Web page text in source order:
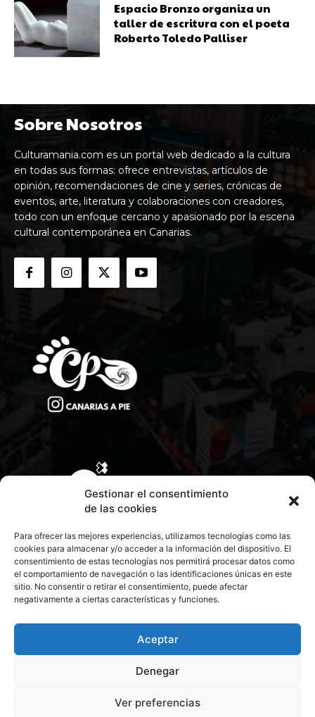
Gestionar el consentimiento
de las cookies
Para ofrecer las mejores experiencias, utilizamos tecnologías como las
cookies para almacenar y/o acceder a la información del dispositivo. El
consentimiento de estas tecnologías nos permitirá procesar datos como
el comportamiento de navegación o las identificaciones únicas en este
sitio. No consentir o retirar el consentimiento, puede afectar
negativamente a ciertas características y funciones.
Aceptar
Denegar
Ver preferencias
Espacio Bronzo organiza un
taller de escritura con el poeta
Roberto Toledo Palliser
Sobre Nosotros
Culturamania.com es un portal web dedicado a la cultura
en todas sus formas: ofrece entrevistas, artículos de
opinión, recomendaciones de cine y series, crónicas de
eventos, arte, literatura y colaboraciones con creadores,
todo con un enfoque cercano y apasionado por la escena
cultural contemporánea en Canarias.
CONTACTA CON NOSOTROS